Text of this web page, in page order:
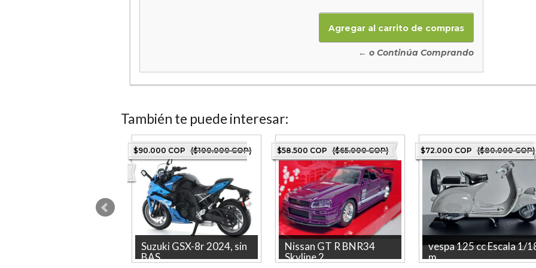
← o Continúa Comprando
También te puede interesar:
$90.000 COP ($100.000 COP)
Suzuki GSX-8r 2024, sin
BAS...
$58.500 COP ($65.000 COP)
Nissan GT R BNR34
Skyline 2...
$72.000 COP ($80.000 COP)
vespa 125 cc Escala 1/
m...